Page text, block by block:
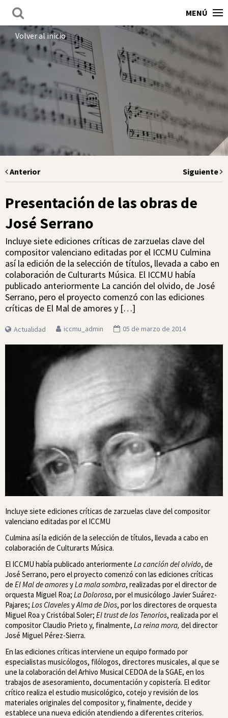
MENÚ
Volver al inicio
Anterior Siguiente
Presentación de las obras de
José Serrano
Incluye siete ediciones críticas de zarzuelas clave del
compositor valenciano editadas por el ICCMU Culmina
así la edición de la selección de títulos, llevada a cabo en
colaboración de Culturarts Música. El ICCMU había
publicado anteriormente La canción del olvido, de José
Serrano, pero el proyecto comenzó con las ediciones
críticas de El Mal de amores y […]
Actualidad iccmu_admin 05 de marzo de 2014
Incluye siete ediciones críticas de zarzuelas clave del compositor
valenciano editadas por el ICCMU
Culmina así la edición de la selección de títulos, llevada a cabo en
colaboración de Culturarts Música.
El ICCMU había publicado anteriormente La canción del olvido, de
José Serrano, pero el proyecto comenzó con las ediciones críticas
de El Mal de amoresyLa mala sombra, realizadas por el director de
orquesta Miguel Roa; La Dolorosa, por el musicólogo Javier Suárez-
Pajares; Los ClavelesyAlma de Dios, por los directores de orquesta
Miguel Roa y Cristóbal Soler; El trust de los Tenorios, realizada por el
compositor Claudio Prieto y, finalmente, La reina mora, del director
José Miguel Pérez-Sierra.
En las ediciones críticas interviene un equipo formado por
especialistas musicólogos, filólogos, directores musicales, al que se
une la colaboración del Arhivo Musical CEDOA de la SGAE, en los
trabajos de asesoramiento, documentación y copistería. El editor
crítico realiza el estudio musicológico, cotejo y revisión de los
materiales originales del compositor y, finalmente, decide y
establece una nueva edición atendiendo a diferentes criterios.